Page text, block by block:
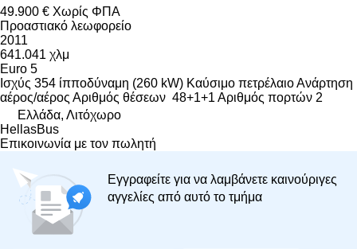
49.900 € Χωρίς ΦΠΑ
Προαστιακό λεωφορείο
2011
641.041 χλμ
Euro 5
Ισχύς 354 ίπποδύναμη (260 kW) Καύσιμο πετρέλαιοΑνάρτηση
αέρος/αέρος Αριθμός θέσεων 48+1+1 Αριθμός πορτών 2
Ελλάδα, Λιτόχωρο
HellasBus
Επικοινωνία με τον πωλητή
Εγγραφείτε για να λαμβάνετε καινούριγες
αγγελίες από αυτό το τμήμα